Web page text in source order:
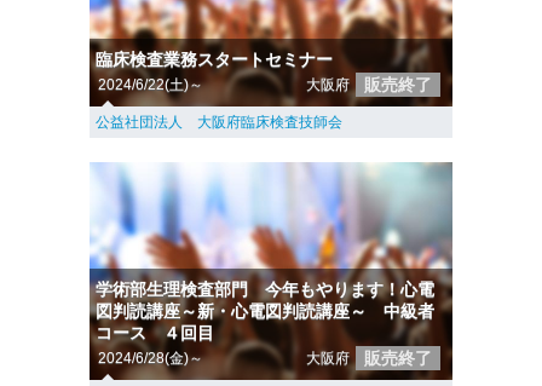
臨床検査業務スタートセミナー
2024/6/22(土)～ 大阪府 販売終了
公益社団法人 大阪府臨床検査技師会
学術部生理検査部門 今年もやります！心電
図判読講座～新・心電図判読講座～ 中級者
コース ４回目
2024/6/28(金)～ 大阪府 販売終了